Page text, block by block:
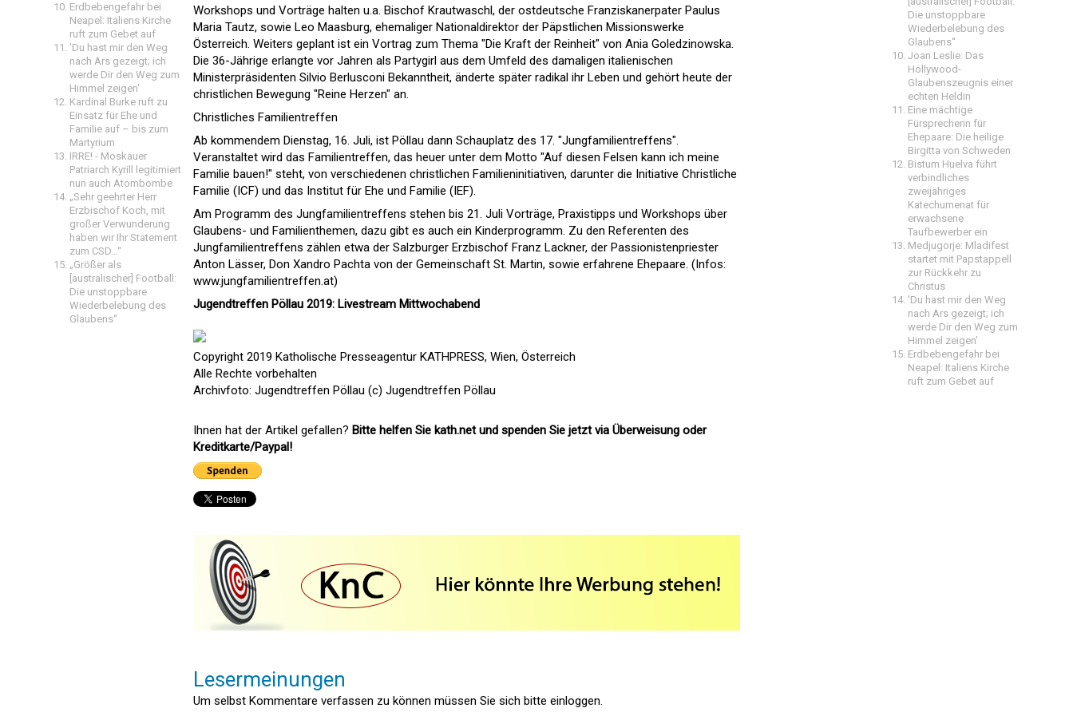
Erdbebengefahr bei
Neapel: Italiens Kirche
ruft zum Gebet auf
'Du hast mir den Weg
nach Ars gezeigt; ich
werde Dir den Weg zum
Himmel zeigen'
Kardinal Burke ruft zu
Einsatz für Ehe und
Familie auf – bis zum
Martyrium
IRRE! - Moskauer
Patriarch Kyrill legitimiert
nun auch Atombombe
„Sehr geehrter Herr
Erzbischof Koch, mit
großer Verwunderung
haben wir Ihr Statement
zum CSD…“
„Größer als
[australischer] Football:
Die unstoppbare
Wiederbelebung des
Glaubens“
Workshops und Vorträge halten u.a. Bischof Krautwaschl, der ostdeutsche Franziskanerpater Paulus
Maria Tautz, sowie Leo Maasburg, ehemaliger Nationaldirektor der Päpstlichen Missionswerke
Österreich. Weiters geplant ist ein Vortrag zum Thema "Die Kraft der Reinheit" von Ania Goledzinowska.
Die 36-Jährige erlangte vor Jahren als Partygirl aus dem Umfeld des damaligen italienischen
Ministerpräsidenten Silvio Berlusconi Bekanntheit, änderte später radikal ihr Leben und gehört heute der
christlichen Bewegung "Reine Herzen" an.
Christliches Familientreffen
Ab kommendem Dienstag, 16. Juli, ist Pöllau dann Schauplatz des 17. "Jungfamilientreffens".
Veranstaltet wird das Familientreffen, das heuer unter dem Motto "Auf diesen Felsen kann ich meine
Familie bauen!" steht, von verschiedenen christlichen Familieninitiativen, darunter die Initiative Christliche
Familie (ICF) und das Institut für Ehe und Familie (IEF).
Am Programm des Jungfamilientreffens stehen bis 21. Juli Vorträge, Praxistipps und Workshops über
Glaubens- und Familienthemen, dazu gibt es auch ein Kinderprogramm. Zu den Referenten des
Jungfamilientreffens zählen etwa der Salzburger Erzbischof Franz Lackner, der Passionistenpriester
Anton Lässer, Don Xandro Pachta von der Gemeinschaft St. Martin, sowie erfahrene Ehepaare. (Infos:
www.jungfamilientreffen.at)
Jugendtreffen Pöllau 2019: Livestream Mittwochabend
Copyright 2019 Katholische Presseagentur KATHPRESS, Wien, Österreich
Alle Rechte vorbehalten
Archivfoto: Jugendtreffen Pöllau (c) Jugendtreffen Pöllau
Ihnen hat der Artikel gefallen? Bitte helfen Sie kath.net und spenden Sie jetzt via Überweisung oder
Kreditkarte/Paypal!
Lesermeinungen
Um selbst Kommentare verfassen zu können müssen Sie sich bitte einloggen.
Die unstoppbare
Wiederbelebung des
Glaubens“
Joan Leslie: Das
Hollywood-
Glaubenszeugnis einer
echten Heldin
Eine mächtige
Fürsprecherin für
Ehepaare: Die heilige
Birgitta von Schweden
Bistum Huelva führt
verbindliches
zweijähriges
Katechumenat für
erwachsene
Taufbewerber ein
Medjugorje: Mladifest
startet mit Papstappell
zur Rückkehr zu
Christus
'Du hast mir den Weg
nach Ars gezeigt; ich
werde Dir den Weg zum
Himmel zeigen'
Erdbebengefahr bei
Neapel: Italiens Kirche
ruft zum Gebet auf